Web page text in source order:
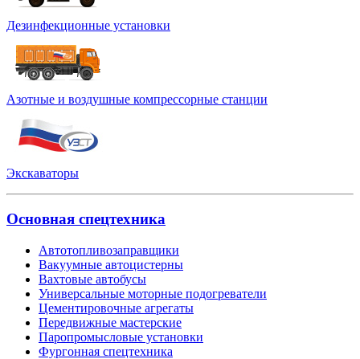
Дезинфекционные установки
Азотные и воздушные компрессорные станции
Экскаваторы
Основная спецтехника
Автотопливозаправщики
Вакуумные автоцистерны
Вахтовые автобусы
Универсальные моторные подогреватели
Цементировочные агрегаты
Передвижные мастерские
Паропромысловые установки
Фургонная спецтехника